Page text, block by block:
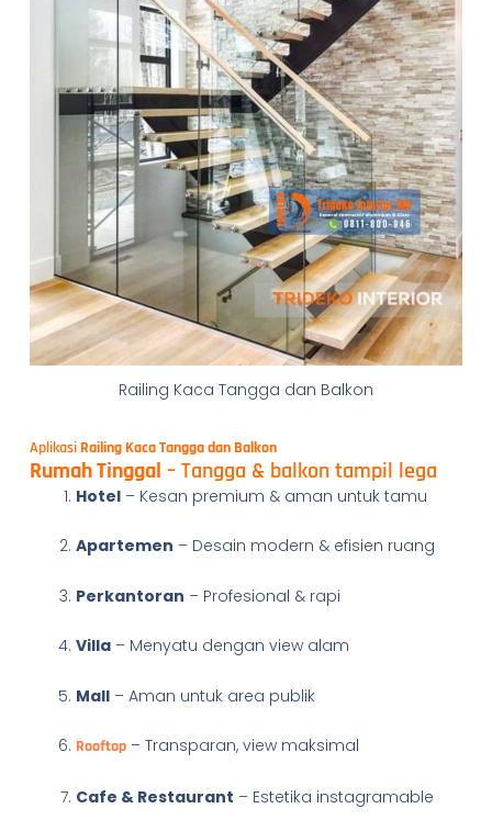
Railing Kaca Tangga dan Balkon
AplikasiRailing Kaca Tangga dan Balkon
Rumah Tinggal – Tangga & balkon tampil lega
Hotel– Kesan premium & aman untuk tamu
Apartemen – Desain modern & efisien ruang
Perkantoran – Profesional & rapi
Villa– Menyatu dengan view alam
Mall– Aman untuk area publik
Rooftop– Transparan, view maksimal
Cafe & Restaurant – Estetika instagramable